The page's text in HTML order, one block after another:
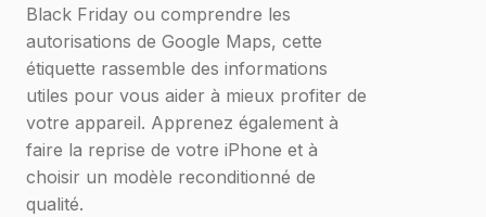
Black Friday ou comprendre les
autorisations de Google Maps, cette
étiquette rassemble des informations
utiles pour vous aider à mieux profiter de
votre appareil. Apprenez également à
faire la reprise de votre iPhone et à
choisir un modèle reconditionné de
qualité.